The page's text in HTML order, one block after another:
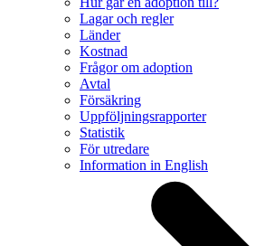
Lagar och regler
Länder
Kostnad
Frågor om adoption
Avtal
Försäkring
Uppföljningsrapporter
Statistik
För utredare
Information in English